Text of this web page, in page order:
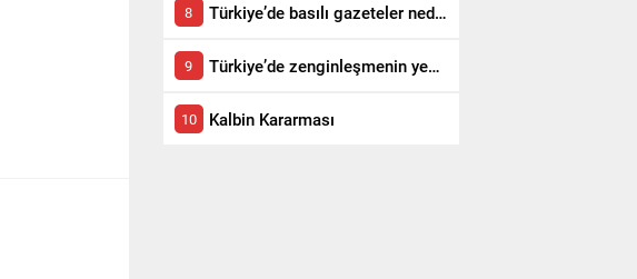
Türkiye’de basılı gazeteler neden satmıyor?
Türkiye’de zenginleşmenin yeni yolu!
Kalbin Kararması